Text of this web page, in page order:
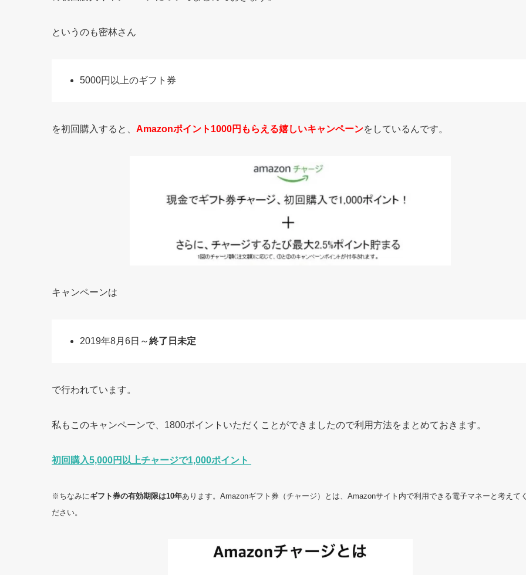
というのも密林さん
5000円以上のギフト券
を初回購入すると、 Amazonポイント1000円もらえる嬉しいキャンペーンをしているんです。
キャンペーンは
2019年8月6日～終了日未定
で行われています。
私もこのキャンペーンで、1800ポイントいただくことができましたので利用方法をまとめておきます。
初回購入5,000円以上チャージで1,000ポイント
※ちなみに ギフト券の有効期限は10年あります。 Amazonギフト券（チャージ）とは、Amazonサイト内で利用できる電子マネーと考えてく
ださい。